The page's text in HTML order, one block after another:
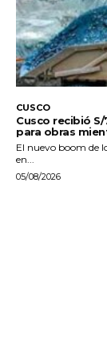
CUSCO
Cusco recibió
para obras
El nuevo boom de
en...
05/08/2026